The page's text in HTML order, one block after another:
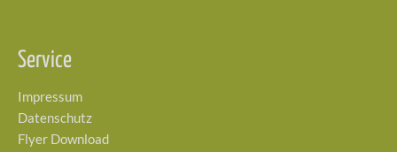
Service
Impressum
Datenschutz
Flyer Download